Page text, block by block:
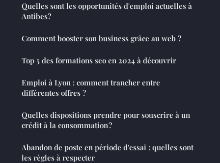
Quelles sont les opportunités d'emploi actuelles à
Antibes?
Comment booster son business grâce au web ?
Top 5 des formations seo en 2024 à découvrir
Emploi à Lyon : comment trancher entre
différentes offres ?
Quelles dispositions prendre pour souscrire à un
crédit à la consommation ?
Abandon de poste en période d'essai : quelles sont
les règles à respecter